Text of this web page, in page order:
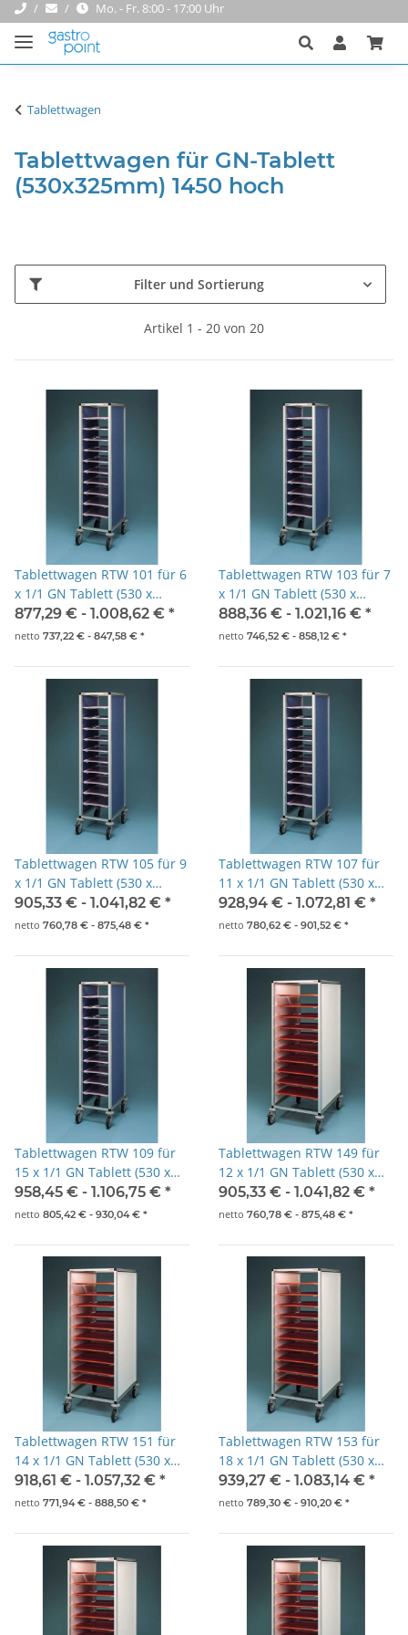
Mo. - Fr. 8:00 - 17:00 Uhr
Tablettwagen
Tablettwagen für GN-Tablett
(530x325mm) 1450 hoch
Filter und Sortierung
Artikel 1 - 20 von 20
Tablettwagen RTW 101 für 6
x 1/1 GN Tablett (530 x
325mm)
877,29 € - 1.008,62 € *
netto 737,22 € - 847,58 € *
Tablettwagen RTW 103 für 7
x 1/1 GN Tablett (530 x
325mm)
888,36 € - 1.021,16 € *
netto 746,52 € - 858,12 € *
Tablettwagen RTW 105 für 9
x 1/1 GN Tablett (530 x
325mm)
905,33 € - 1.041,82 € *
netto 760,78 € - 875,48 € *
Tablettwagen RTW 107 für
11 x 1/1 GN Tablett (530 x
325mm)
928,94 € - 1.072,81 € *
netto 780,62 € - 901,52 € *
Tablettwagen RTW 109 für
15 x 1/1 GN Tablett (530 x
325mm)
958,45 € - 1.106,75 € *
netto 805,42 € - 930,04 € *
Tablettwagen RTW 149 für
12 x 1/1 GN Tablett (530 x
325mm)
905,33 € - 1.041,82 € *
netto 760,78 € - 875,48 € *
Tablettwagen RTW 151 für
14 x 1/1 GN Tablett (530 x
325mm)
918,61 € - 1.057,32 € *
netto 771,94 € - 888,50 € *
Tablettwagen RTW 153 für
18 x 1/1 GN Tablett (530 x
325mm)
939,27 € - 1.083,14 € *
netto 789,30 € - 910,20 € *